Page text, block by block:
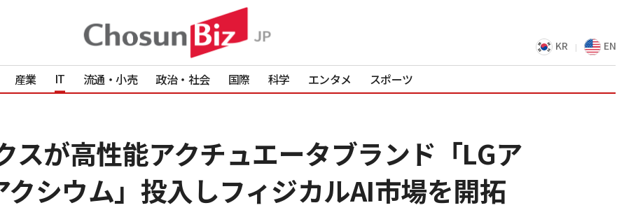
KR EN
産業 IT 流通・小売 政治・社会 国際 科学 エンタメ スポーツ
スが高性能アクチュエータブランド「LGア
シウム」投入しフィジカルAI市場を開拓